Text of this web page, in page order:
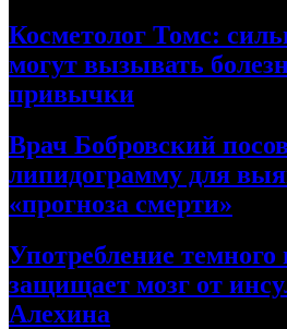
Косметолог Томс:
могут вызывать
привычки
Врач Бобровский
липидограмму для
«прогноза смерти»
Употребление
защищает мозг от
Алехина